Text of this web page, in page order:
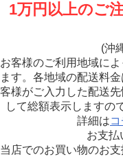
1万円以上のご
(沖
お客様のご利用地域に
ます。各地域の配送料
客様がご入力した配送
して総額表示しますの
詳細は
お支払
当店でのお買い物のお